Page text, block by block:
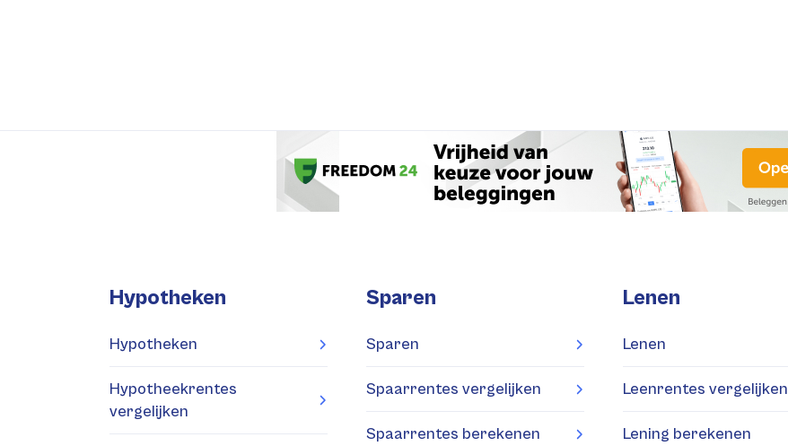
Hypotheken
Hypotheken
Hypotheekrentes
vergelijken
Sparen
Sparen
Spaarrentes vergelijken
Spaarrentes berekenen
Lenen
Lenen
Leenrentes vergelijken
Lening berekenen